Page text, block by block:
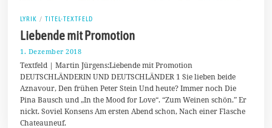
LYRIK / TITEL-TEXTFELD
Liebende mit Promotion
1. Dezember 2018
.
D
e
z
e
m
b
Textfeld | Martin Jürgens:Liebende mit Promotion
DEUTSCHLÄNDERIN UND DEUTSCHLÄNDER 1 Sie lieben beide
Aznavour, Den frühen Peter Stein Und heute? Immer noch Die
Pina Bausch und „In the Mood for Love“. “Zum Weinen schön.” Er
nickt. Soviel Konsens Am ersten Abend schon, Nach einer Flasche
Chateauneuf.